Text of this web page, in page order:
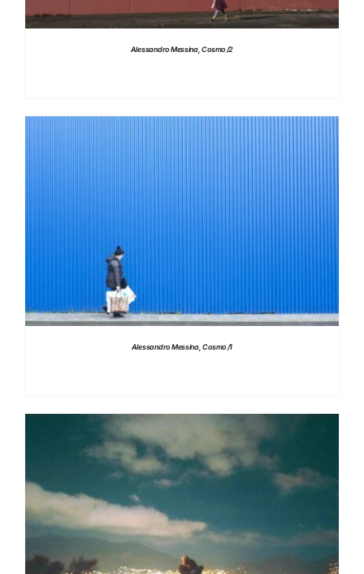
Alessandro Messina, Cosmo /2
Alessandro Messina, Cosmo /1
DETTAGLI